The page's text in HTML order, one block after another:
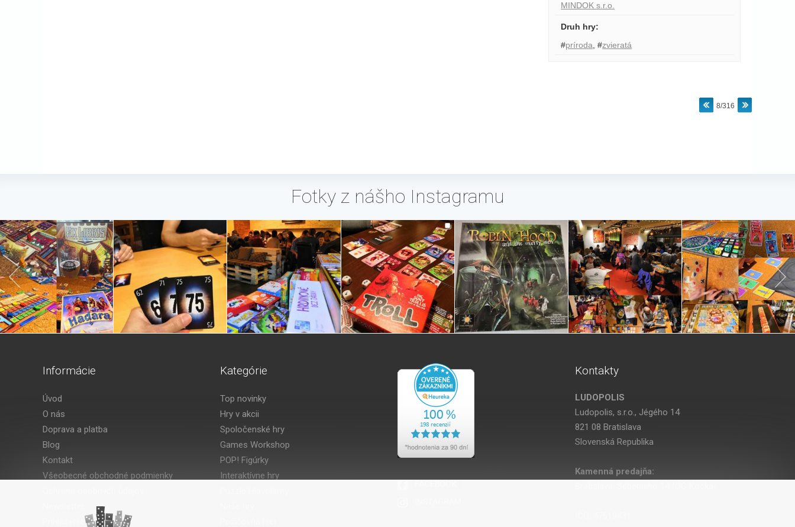
MINDOK s.r.o.
Druh hry:
#príroda ,#zvieratá
8/316
Fotky z nášho Instagramu
Informácie
Úvod
O nás
Doprava a platba
Blog
Kontakt
Všeobecné obchodné podmienky
Kategórie
Top novinky
Hry v akcii
Spoločenské hry
Games Workshop
POP! Figúrky
Interaktívne hry
Kontakty
LUDOPOLIS
Ludopolis, s.r.o., Jégého 14
821 08 Bratislava
Slovenská Republika
Kamenná predajňa: